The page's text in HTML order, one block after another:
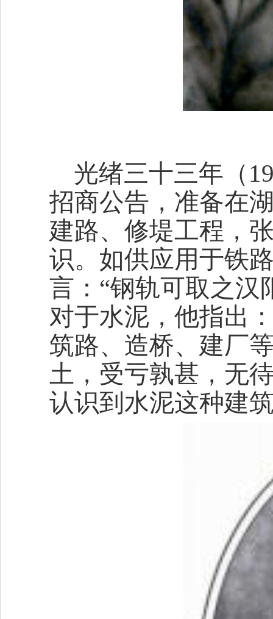
光绪三十三年（
招商公告，准备在
建路、修堤工程，
识。如供应用于铁
言：“钢轨可取之汉
对于水泥，他指出
筑路、造桥、建厂
土，受亏孰甚，无
认识到水泥这种建